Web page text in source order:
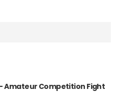
Amateur Competition Fight